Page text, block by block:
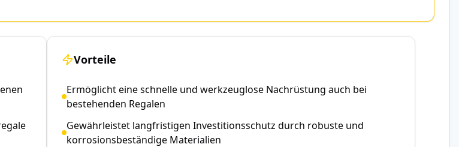
Vorteile
Ermöglicht eine schnelle und werkzeuglose Nachrüstung auch bei
bestehenden Regalen
Gewährleistet langfristigen Investitionsschutz durch robuste und
korrosionsbeständige Materialien